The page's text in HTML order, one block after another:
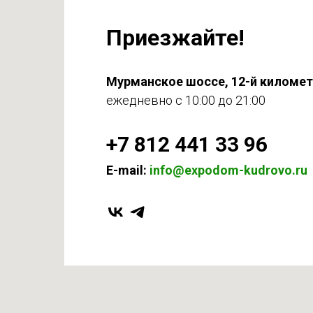
Приезжайте!
Мурманское шоссе, 12-й
ежедневно с 10:00 до 21:00
+7 812 441 33 96
E-mail: info@expodom-kudrovo.ru